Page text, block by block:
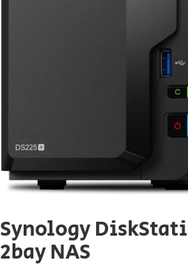
Synology
2bay NAS